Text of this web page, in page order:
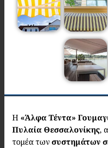
Η «Άλφα Τέντα»
Πυλαία Θεσσαλονίκης,
τομέα τωνσυστημάτων